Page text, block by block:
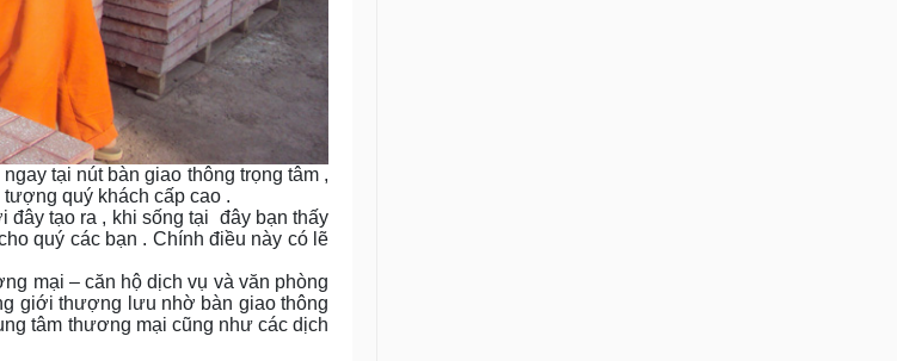
tại nút bàn giao thông trọng tâm ,
quý khách cấp cao .
đây tạo ra , khi sống tại đây bạn thấy
quý các bạn . Chính điều này có lẽ
mại – căn hộ dịch vụ và văn phòng
giới thượng lưu nhờ bàn giao thông
tâm thương mại cũng như các dịch